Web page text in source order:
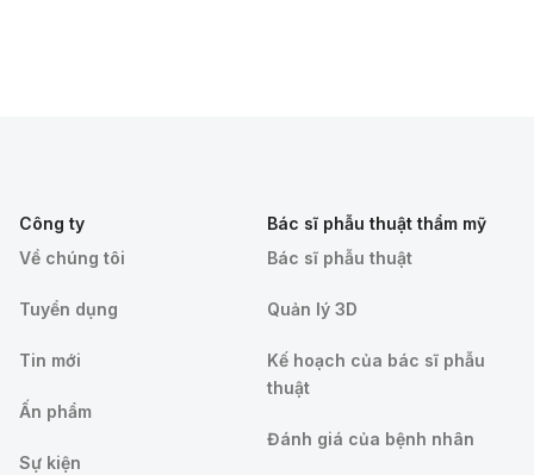
Công ty
Về chúng tôi
Tuyển dụng
Tin mới
Ấn phẩm
Sự kiện
Bác sĩ phẫu thuật thẩm mỹ
Bác sĩ phẫu thuật
Quản lý 3D
Kế hoạch của bác sĩ phẫu
thuật
Đánh giá của bệnh nhân